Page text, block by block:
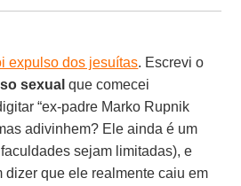
expulso dos jesuítas. Escrevi o
sexual que comecei
“ex-padre Marko Rupnik
adivinhem? Ele ainda é um
sejam limitadas), e
dizer que ele realmente caiu em